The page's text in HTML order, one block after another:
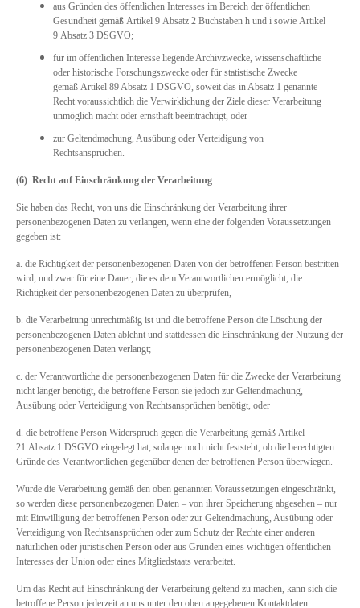
aus Gründen des öffentlichen Interesses im Bereich der öffentlichen
Gesundheit gemäß Artikel 9 Absatz 2 Buchstaben h und i sowie Artikel
9 Absatz 3 DSGVO;
für im öffentlichen Interesse liegende Archivzwecke, wissenschaftliche
oder historische Forschungszwecke oder für statistische Zwecke
gemäß Artikel 89 Absatz 1 DSGVO, soweit das in Absatz 1 genannte
Recht voraussichtlich die Verwirklichung der Ziele dieser Verarbeitung
unmöglich macht oder ernsthaft beeinträchtigt, oder
zur Geltendmachung, Ausübung oder Verteidigung von
Rechtsansprüchen.
(6) Recht auf Einschränkung der Verarbeitung
Sie haben das Recht, von uns die Einschränkung der Verarbeitung ihrer
personenbezogenen Daten zu verlangen, wenn eine der folgenden Voraussetzungen
gegeben ist:
a. die Richtigkeit der personenbezogenen Daten von der betroffenen Person bestritten
wird, und zwar für eine Dauer, die es dem Verantwortlichen ermöglicht, die
Richtigkeit der personenbezogenen Daten zu überprüfen,
b. die Verarbeitung unrechtmäßig ist und die betroffene Person die Löschung der
personenbezogenen Daten ablehnt und stattdessen die Einschränkung der Nutzung der
personenbezogenen Daten verlangt;
c. der Verantwortliche die personenbezogenen Daten für die Zwecke der Verarbeitung
nicht länger benötigt, die betroffene Person sie jedoch zur Geltendmachung,
Ausübung oder Verteidigung von Rechtsansprüchen benötigt, oder
d. die betroffene Person Widerspruch gegen die Verarbeitung gemäß Artikel
21 Absatz 1 DSGVO eingelegt hat, solange noch nicht feststeht, ob die berechtigten
Gründe des Verantwortlichen gegenüber denen der betroffenen Person überwiegen.
Wurde die Verarbeitung gemäß den oben genannten Voraussetzungen eingeschränkt,
so werden diese personenbezogenen Daten – von ihrer Speicherung abgesehen – nur
mit Einwilligung der betroffenen Person oder zur Geltendmachung, Ausübung oder
Verteidigung von Rechtsansprüchen oder zum Schutz der Rechte einer anderen
natürlichen oder juristischen Person oder aus Gründen eines wichtigen öffentlichen
Interesses der Union oder eines Mitgliedstaats verarbeitet.
Um das Recht auf Einschränkung der Verarbeitung geltend zu machen, kann sich die
betroffene Person jederzeit an uns unter den oben angegebenen Kontaktdaten